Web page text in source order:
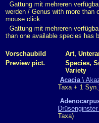
Gattung mit mehreren
werden / Genus with more than
mouse click
Gattung mit mehreren
than one available species has
Vorschaubild Art,
Preview pict.
Species,
Variety
Acacia\
Taxa + 1
Taxa)